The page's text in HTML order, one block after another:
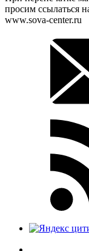
просим ссылаться
www.sova-center.ru